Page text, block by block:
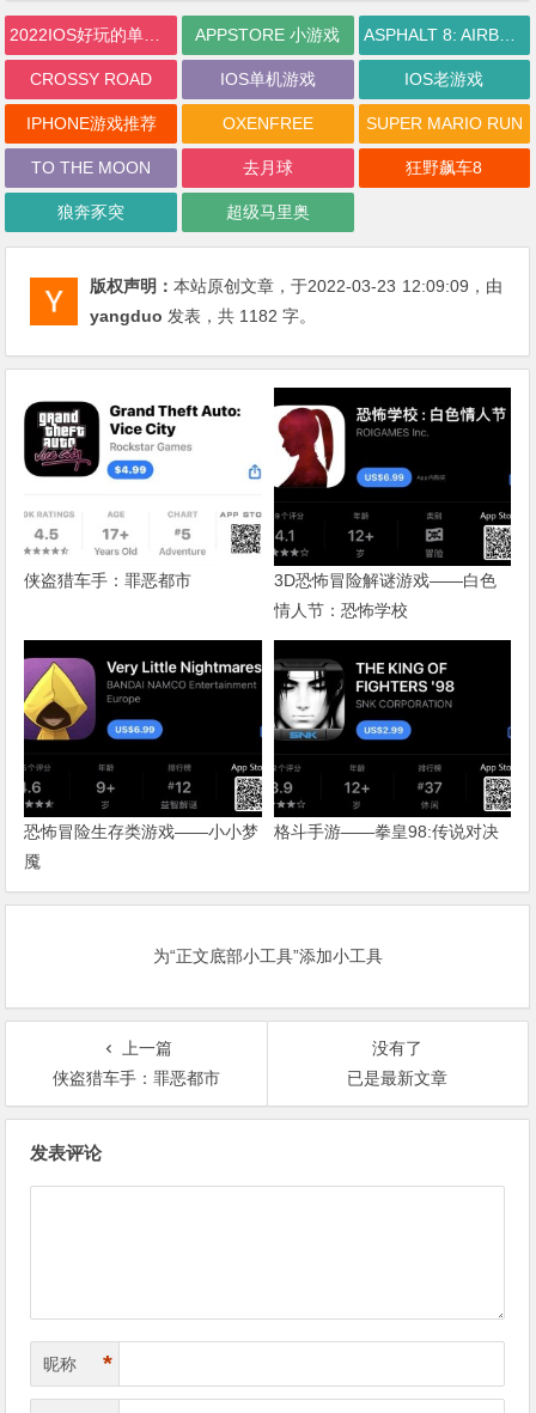
APPSTORE 小游戏 ASPHALT 8: AIRBORNE
CROSSY ROAD IOS单机游戏 IOS老游戏
IPHONE游戏推荐 OXENFREE SUPER MARIO RUN
TO THE MOON 去月球 狂野飙车8
狼奔豕突 超级马里奥
版权声明：本站原创文章，于2022-03-23 12:09:09 ，由
yangduo 发表，共 1182 字。
侠盗猎车手：罪恶都市
3D恐怖冒险解谜游戏——白色
情人节：恐怖学校
恐怖冒险生存类游戏——小小梦
魇
格斗手游——拳皇98:传说对决
为“正文底部小工具”添加小工具
上一篇
侠盗猎车手：罪恶都市
没有了
已是最新文章
发表评论
昵称 *